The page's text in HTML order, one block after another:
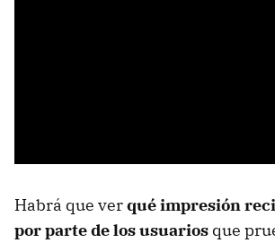
Habrá que verqué impresión
por parte de los usuarios que